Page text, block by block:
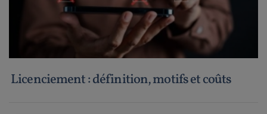
Licenciement : définition, motifs et coûts